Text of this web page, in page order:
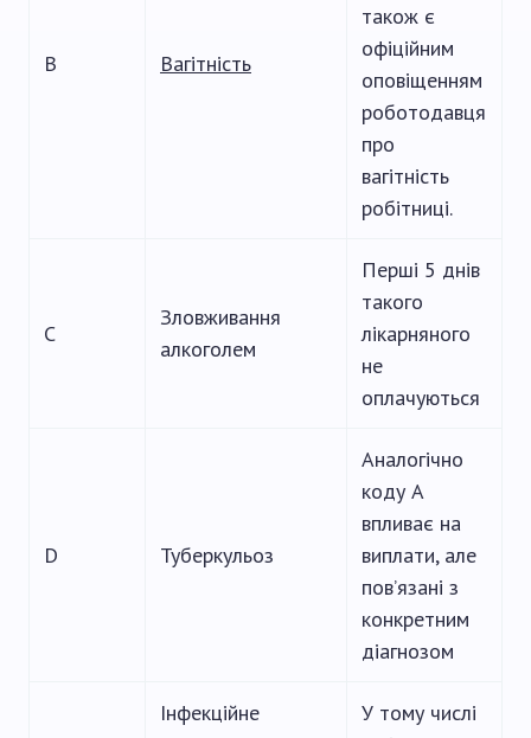
B Вагітність
також є
офіційним
оповіщенням
роботодавця
про
вагітність
робітниці.
C
Зловживання
алкоголем
Перші 5 днів
такого
лікарняного
не
оплачуються
D Туберкульоз
Аналогічно
коду А
впливає на
виплати, але
пов’язані з
конкретним
діагнозом
Інфекційне
У тому числі